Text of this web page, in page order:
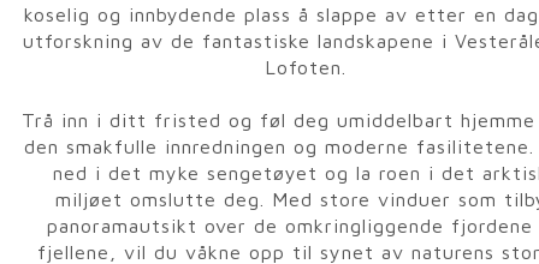
koselig og innbydende plass å slappe av etter en
utforskning av de fantastiske landskapene i
Lofoten.
Trå inn i ditt fristed og føl deg umiddelbart hjemme
den smakfulle innredningen og moderne fasilitetene.
ned i det myke sengetøyet og la roen i det
miljøet omslutte deg. Med store vinduer som
panoramautsikt over de omkringliggende fjordene
fjellene, vil du våkne opp til synet av naturens